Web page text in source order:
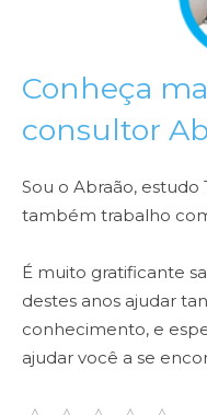
Conheça
consultor
Sou o Abraão, estudo
também trabalho
É muito gratificante
destes anos ajudar
conhecimento, e
ajudar você a se